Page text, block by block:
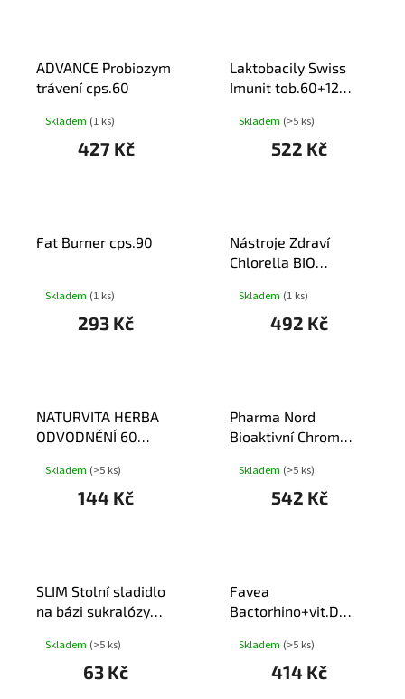
ADVANCE Probiozym
trávení cps.60
Skladem (1 ks)
427 Kč
Laktobacily Swiss
Imunit tob.60+12
Skladem (>5 ks)
522 Kč
Fat Burner cps.90
Skladem (1 ks)
293 Kč
Nástroje Zdraví
Chlorella BIO
Skladem (1 ks)
492 Kč
NATURVITA HERBA
ODVODNĚNÍ 60
Skladem (>5 ks)
144 Kč
Pharma Nord
Bioaktivní Chrom
tbl.60
Skladem (>5 ks)
542 Kč
SLIM Stolní sladidlo
na bázi sukralózy
Skladem (>5 ks)
63 Kč
Favea
Bactorhino+vit.D
Skladem (>5 ks)
414 Kč